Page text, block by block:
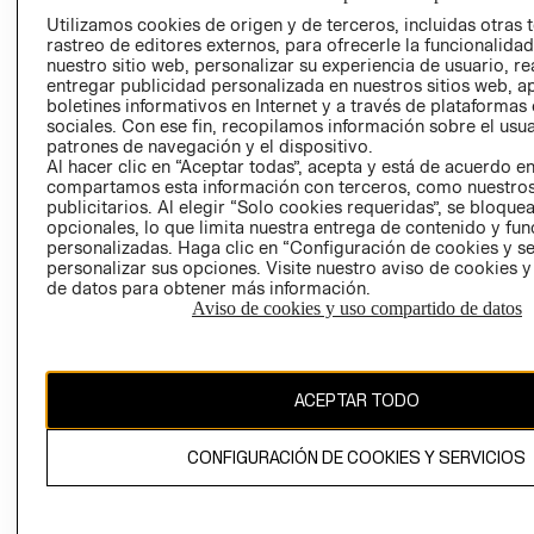
PRENSA
RELACIÓN CON
INVERSIONISTAS
POLÍTICA
EMPRESARIAL
- RETIRO EN
TIENDA
TÉRMINOS Y
CONDICIONES
AVISO DE
PRIVACIDAD
GIFT CARD
AVISO DE
CAMBIAR REGIÓN
Utilizamos cookies de origen y de terceros, incluidas otras
rastreo de editores externos, para ofrecerle la
nuestro sitio web, personalizar su experiencia de usuario,
entregar publicidad personalizada en nuestros sitios web,
boletines informativos en Internet y a través de plataformas
sociales. Con ese fin, recopilamos información sobre el
patrones de navegación y el dispositivo.
Al hacer clic en “Aceptar todas”, acepta y está de acuerdo
compartamos esta información con terceros, como
publicitarios. Al elegir “Solo cookies requeridas”, se
opcionales, lo que limita nuestra entrega de contenido y
personalizadas. Haga clic en “Configuración de cookies y
personalizar sus opciones. Visite nuestro aviso de cookies
de datos para obtener más información.
Aviso de cookies y uso compartido de datos
ACEPTAR TODO
CONFIGURACIÓN DE COOKIES Y SERVICIOS